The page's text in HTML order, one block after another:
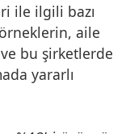
ile ilgili bazı
aile
bu şirketlerde
yararlı